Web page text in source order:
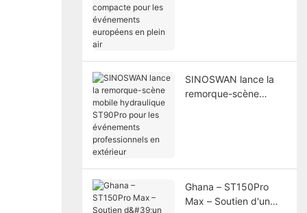
SINOSWAN lance la
remorque-scène
Ghana – ST150Pro
Max – Soutien d'un